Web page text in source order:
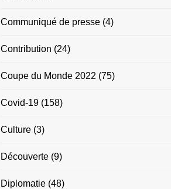
Communiqué de presse (4)
Contribution (24)
Coupe du Monde 2022 (75)
Covid-19 (158)
Culture (3)
Découverte (9)
Diplomatie (48)